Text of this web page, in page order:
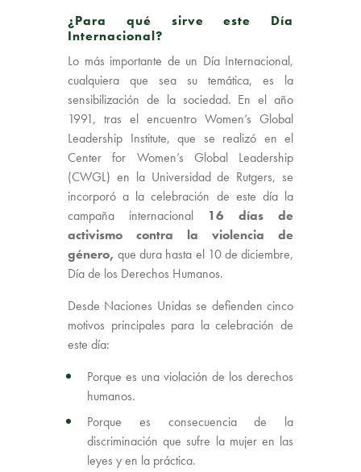
¿Para qué sirve este Día
Internacional?
Lo más importante de un Día Internacional,
cualquiera que sea su temática, es la
sensibilización de la sociedad. En el año
1991, tras el encuentro Women’s Global
Leadership Institute, que se realizó en el
Center for Women’s Global Leadership
(CWGL) en la Universidad de Rutgers, se
incorporó a la celebración de este día la
campaña internacional 16 días de
activismo contra la violencia de
género,que dura hasta el 10 de diciembre,
Día de los Derechos Humanos.
Desde Naciones Unidas se defienden cinco
motivos principales para la celebración de
este día:
Porque es una violación de los derechos
humanos.
Porque es consecuencia de la
discriminación que sufre la mujer en las
leyes y en la práctica.